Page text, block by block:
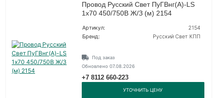
Провод Русский Свет ПуГВнг(А)-LS
1х70 450/750В Ж/З (м) 2154
Артикул:
2154
Бренд:
Русский Свет КПП
Под заказ
Обновлено 07.08.2026
+7 8112 660-223
УТОЧНИТЬ ЦЕНУ